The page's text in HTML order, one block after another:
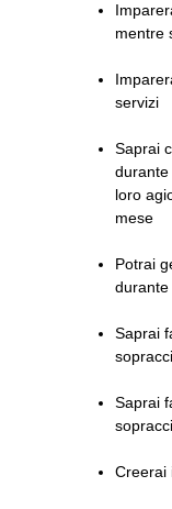
mentre
servizi
Saprai
loro
mese
Potrai
durante
Saprai
Saprai
Creerai